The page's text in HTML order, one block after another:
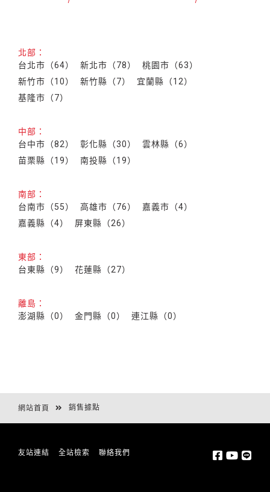
北部：
台北市（64） 新北市（78）
桃園市（63）
新竹市（10）
新竹縣（7）
宜蘭縣（12）
基隆市（7）
中部：
台中市（82） 彰化縣（30）
雲林縣（6）
苗栗縣（19）
南投縣（19）
南部：
台南市（55） 高雄市（76）
嘉義市（4）
嘉義縣（4）
屏東縣（26）
東部：
台東縣（9） 花蓮縣（27）
離島：
澎湖縣（0） 金門縣（0） 連江縣（0）
網站首頁 銷售據點
友站連結 全站檢索 聯絡我們